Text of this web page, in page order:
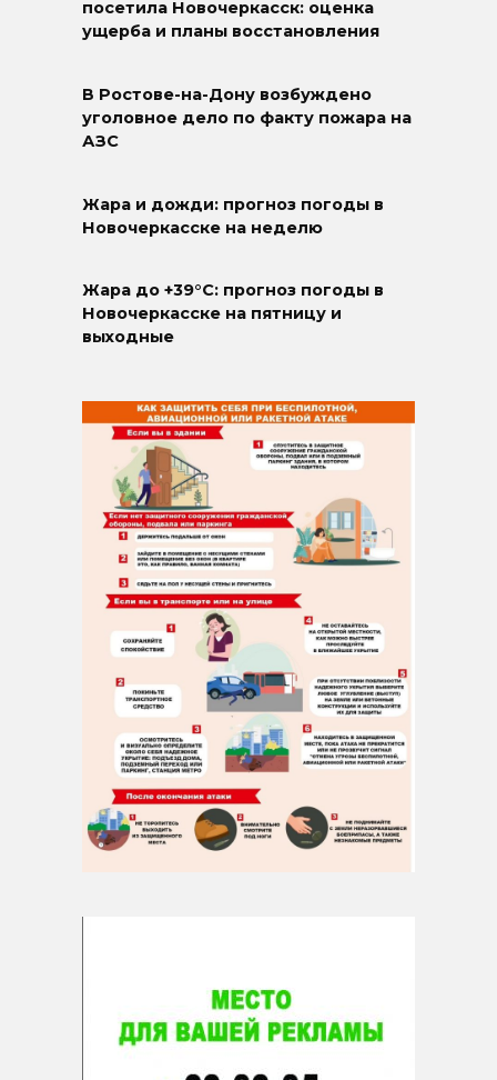
посетила Новочеркасск: оценка
ущерба и планы восстановления
В Ростове-на-Дону возбуждено
уголовное дело по факту пожара на
АЗС
Жара и дожди: прогноз погоды в
Новочеркасске на неделю
Жара до +39°C: прогноз погоды в
Новочеркасске на пятницу и
выходные